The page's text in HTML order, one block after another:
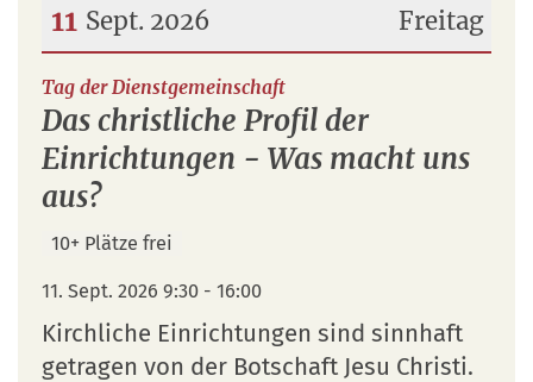
Freitag
11 Sept. 2026
Datum: 11. September 2026
Tag der Dienstgemeinschaft:
Das christliche Profil der
Einrichtungen - Was macht uns
aus?
10+ Plätze frei
11. Sept. 2026 9:30 - 16:00
Kirchliche Einrichtungen sind sinnhaft
getragen von der Botschaft Jesu Christi.